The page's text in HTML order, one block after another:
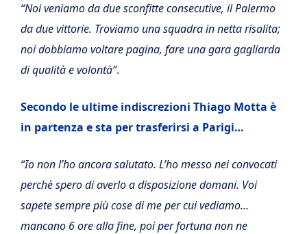
“Noi veniamo da due sconfitte consecutive, il Palermo
da due vittorie. Troviamo una squadra in netta risalita;
noi dobbiamo voltare pagina, fare una gara gagliarda
di qualità e volontà”.
Secondo le ultime indiscrezioni Thiago Motta è
in partenza e sta per trasferirsi a Parigi…
“Io non l’ho ancora salutato. L’ho messo nei convocati
perchè spero di averlo a disposizione domani. Voi
sapete sempre più cose di me per cui vediamo…
mancano 6 ore alla fine, poi per fortuna non ne